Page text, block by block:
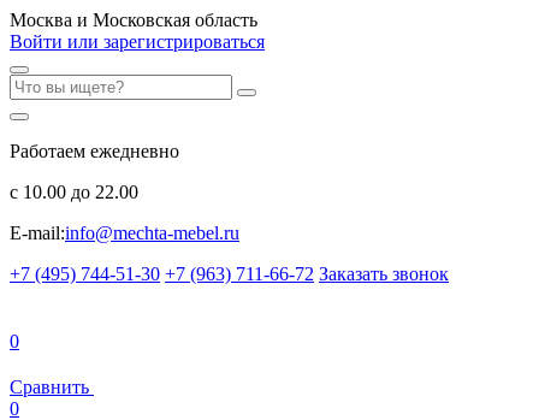
Москва и Московская область
Войти или зарегистрироваться
Работаем ежедневно
с 10.00 до 22.00
E-mail:info@mechta-mebel.ru
+7 (495) 744-51-30 +7 (963) 711-66-72 Заказать звонок
0
Сравнить
0